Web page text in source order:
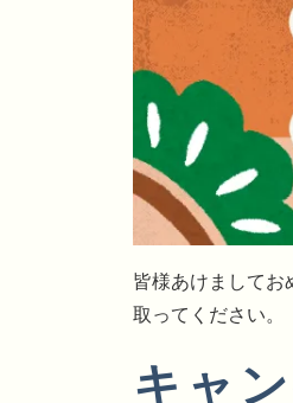
皆様あけましてお
取ってください。
キャ